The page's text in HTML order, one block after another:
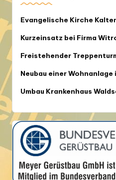
Evangelische Kirche
Kurzeinsatz bei Firma
Freistehender
Neubau einer
Umbau Krankenhaus